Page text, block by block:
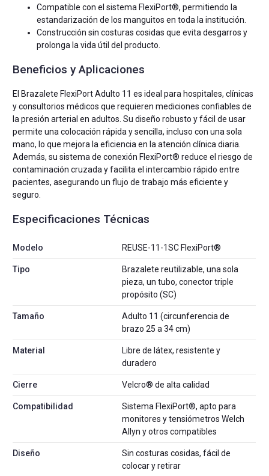
Compatible con el sistema FlexiPort®, permitiendo la
estandarización de los manguitos en toda la institución.
Construcción sin costuras cosidas que evita desgarros y
prolonga la vida útil del producto.
Beneficios y Aplicaciones
El Brazalete FlexiPort Adulto 11 es ideal para hospitales, clínicas
y consultorios médicos que requieren mediciones confiables de
la presión arterial en adultos. Su diseño robusto y fácil de usar
permite una colocación rápida y sencilla, incluso con una sola
mano, lo que mejora la eficiencia en la atención clínica diaria.
Además, su sistema de conexión FlexiPort® reduce el riesgo de
contaminación cruzada y facilita el intercambio rápido entre
pacientes, asegurando un flujo de trabajo más eficiente y
seguro.
Especificaciones Técnicas
Modelo REUSE-11-1SC FlexiPort®
Tipo
Brazalete reutilizable, una sola
pieza, un tubo, conector triple
propósito (SC)
Tamaño
Adulto 11 (circunferencia de
brazo 25 a 34 cm)
Material
Libre de látex, resistente y
duradero
Cierre Velcro® de alta calidad
Compatibilidad
Sistema FlexiPort®, apto para
monitores y tensiómetros Welch
Allyn y otros compatibles
Diseño
Sin costuras cosidas, fácil de
colocar y retirar